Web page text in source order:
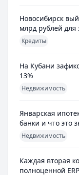
Новосибирск
млрд рублей
Кредиты
На Кубани
13%
Недвижимость
Январская
банки и что это
Недвижимость
Каждая вторая
полноценной ERP